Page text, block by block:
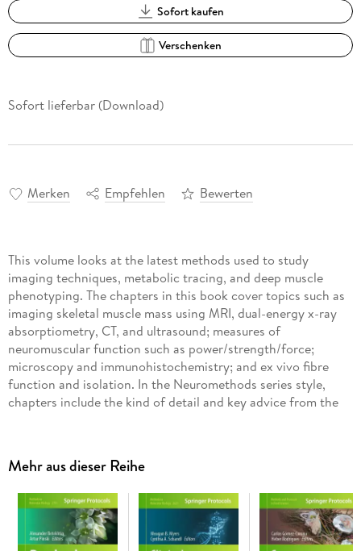
Sofort kaufen
Verschenken
Sofort lieferbar (Download)
Merken Empfehlen Bewerten
This volume looks at the latest methods used to study
imaging techniques, metabolic tracing, and deep muscle
phenotyping. The chapters in this book cover topics such as
imaging skeletal muscle mass using MRI, dual-energy x-ray
absorptiometry, CT, and ultrasound; measures of
neuromuscular function such as power/strength/force;
microscopy and immunohistochemistry; and ex vivo fibre
function and isolation. In the Neuromethods series style,
chapters include the kind of detail and key advice from the
Comprehensive and thorough, Neuromuscular Assessments
of Form and Function is a valuable resource for researchers
interested in multiple methods used to study skeletal muscle
Mehr aus dieser Reihe